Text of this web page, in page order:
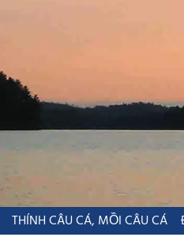
THÍNH CÂU CÁ, MỒI CÂU CÁ